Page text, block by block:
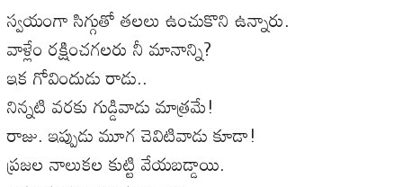
స్వయంగా సిగ్గుతో తలలు ఉంచుకొని ఉన్నారు.
వాళ్లేం రక్షించగలరు నీ మానాన్ని?
ఇక గోవిందుడు రాడు..
నిన్నటి వరకు గుడ్డివాడు మాత్రమే!
రాజు. ఇప్పుడు మూగ చెవిటివాడు కూడా!
ప్రజల నాలుకల కుట్టి వేయబడ్డాయి.